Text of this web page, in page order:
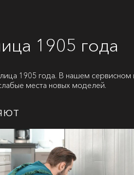
1905 года
1905 года. В нашем сервисном
места новых моделей.